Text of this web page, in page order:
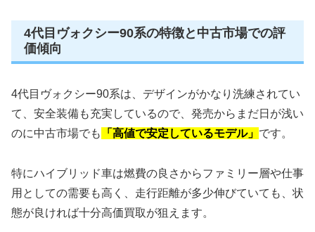
4代目ヴォクシー90系の特徴と中古市場での評
価傾向
4代目ヴォクシー90系は、デザインがかなり洗練されてい
て、安全装備も充実しているので、発売からまだ日が浅い
のに中古市場でも
「高値で安定しているモデル」 です。
特にハイブリッド車は燃費の良さからファミリー層や仕事
用としての需要も高く、走行距離が多少伸びていても、状
態が良ければ十分高価買取が狙えます。